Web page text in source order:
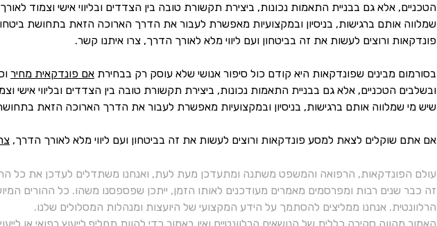
הטכניים, אלא גם בבניית התאמות נכונות, ביצירת תקשורת טובה בין הצדדים ובליווי אישי וצמוד
שמלווה אותם ברגישות, בניסיון ובמקצועיות מאפשרת לעבור את הדרך הארוכה הזאת בתחושת
פונדקאות ורוצים לעשות את זה בביטחון ועם ליווי מלא לאורך הדרך, צרו איתנו קשר.
בסורמום מבינים שפונדקאות היא קודם כול סיפור אנושי שלא עוסק רק בבחירת אם פונדקאית מחיר
ובשלבים הטכניים, אלא גם בבניית התאמות נכונות, ביצירת תקשורת טובה בין הצדדים ובליווי אישי
שיש מי שמלווה אותם ברגישות, בניסיון ובמקצועיות מאפשרת לעבור את הדרך הארוכה הזאת
אם אתם שוקלים לצאת למסע פונדקאות ורוצים לעשות את זה בביטחון ועם ליווי מלא לאורך הדרך,
עולם הפונדקאות, הרפואה והמשפט משתנה ומתעדכן מעת לעת, ואנחנו משתדלים לעדכן את כל
זה כבר שנים רבות ומפרסמים מאמרים מעודכנים לאותו הזמן, ייתכן שפספסנו משהו. כל ההורים
הרלוונטית. אנחנו ממליצים להסתמך על הידע המקצועי של היועצות ומנהלות המסלולים שלנו.